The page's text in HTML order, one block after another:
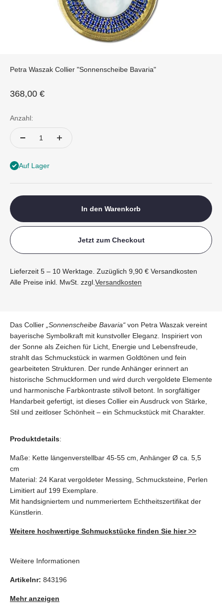
Petra Waszak Collier "Sonnenscheibe Bavaria"
Angebot
368,00 €
Anzahl:
Auf Lager
In den Warenkorb
Jetzt zum Checkout
Lieferzeit 5 – 10 Werktage. Zuzüglich 9,90 € Versandkosten
Alle Preise inkl. MwSt. zzgl. Versandkosten
Das Collier „Sonnenscheibe Bavaria“ von Petra Waszak vereint
bayerische Symbolkraft mit kunstvoller Eleganz. Inspiriert von
der Sonne als Zeichen für Licht, Energie und Lebensfreude,
strahlt das Schmuckstück in warmen Goldtönen und fein
gearbeiteten Strukturen. Der runde Anhänger erinnert an
historische Schmuckformen und wird durch vergoldete Elemente
und harmonische Farbkontraste stilvoll betont. In sorgfältiger
Handarbeit gefertigt, ist dieses Collier ein Ausdruck von Stärke,
Stil und zeitloser Schönheit – ein Schmuckstück mit Charakter.
Produktdetails:
Maße: Kette längenverstellbar 45-55 cm, Anhänger Ø ca. 5,5
cm
Material: 24 Karat vergoldeter Messing, Schmucksteine, Perlen
Limitiert auf 199 Exemplare.
Mit handsigniertem und nummeriertem Echtheitszertifikat der
Künstlerin.
Weitere hochwertige Schmuckstücke finden Sie hier >>
Weitere Informationen
Artikelnr: 843196
Mehr anzeigen